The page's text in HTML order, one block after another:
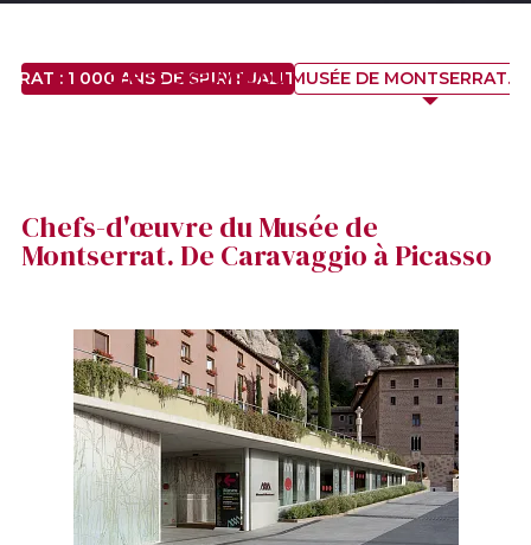
: 1 000 ANS DE SPIRITUALITÉ, D’HISTOIRE ET D’ART
CHEFS-D'ŒUVRE DU MUSÉE DE MONTSERRAT.
Chefs-d'œuvre du Musée de
Montserrat. De Caravaggio à Picasso